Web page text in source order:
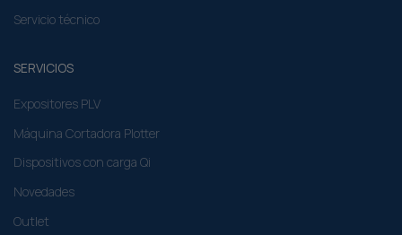
Servicio técnico
SERVICIOS
Expositores PLV
Máquina Cortadora Plotter
Dispositivos con carga Qi
Novedades
Outlet